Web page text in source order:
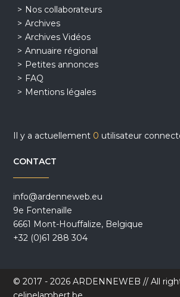
Nos collaborateurs
Archives
Archives Vidéos
Annuaire régional
Petites annonces
FAQ
Mentions légales
Il y a actuellement 0 utilisateur
CONTACT
info@ardenneweb.eu
9e Fontenaille
6661 Mont-Houffalize, Belgique
+32 (0)61 288 304
© 2017 - 2026 ARDENNEWEB // All